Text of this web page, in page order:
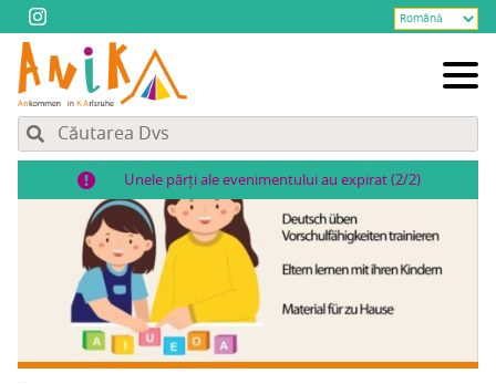
Unele părți ale evenimentului au expirat (2/2)